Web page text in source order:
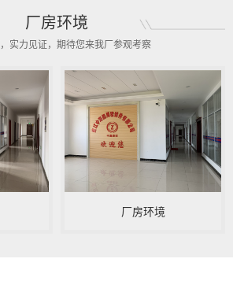
厂房环境
实力见证，期待您来我厂参观考察
厂房环境